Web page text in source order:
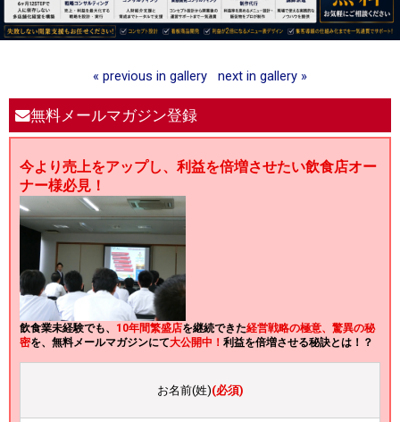
« previous in gallery next in gallery »
無料メールマガジン登録
今より売上をアップし、利益を倍増させたい飲食店オー
ナー様必見！
飲食業未経験でも、 10年間繁盛店を継続できた経営戦略の極意、驚異の秘
密を、無料メールマガジンにて大公開中！ 利益を倍増させる秘訣とは！？
お名前(姓)(必須)